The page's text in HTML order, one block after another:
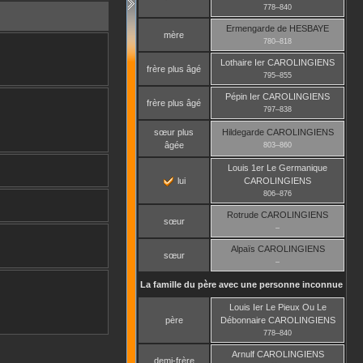
778–840
mère
Ermengarde de HESBAYE
780–818
frère plus âgé
Lothaire Ier CAROLINGIENS
795–855
frère plus âgé
Pépin Ier CAROLINGIENS
797–838
sœur plus
âgée
HildegardeCAROLINGIENS
803–860
lui
Louis 1er Le Germanique
CAROLINGIENS
806–876
sœur
Rotrude CAROLINGIENS
–
sœur
Alpaïs CAROLINGIENS
–
La famille du père avec une personne inconnue
père
Louis Ier Le Pieux Ou Le
DébonnaireCAROLINGIENS
778–840
demi-frère
ArnulfCAROLINGIENS